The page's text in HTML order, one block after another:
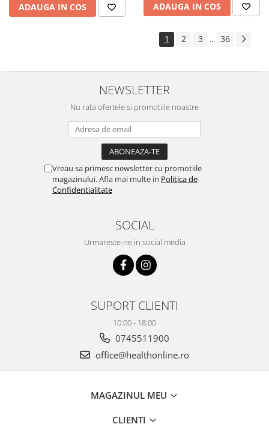
ADAUGA IN COS ADAUGA IN COS
1 2 3 ... 36
NEWSLETTER
Nu rata ofertele si promotiile noastre
Vreau sa primesc newsletter cu promotiile
magazinului. Afla mai multe in Politica de
Confidentialitate
SOCIAL
Urmareste-ne in social media
SUPORT CLIENTI
10:00 - 18:00
0745511900
office@healthonline.ro
MAGAZINUL MEU
CLIENTI